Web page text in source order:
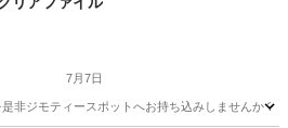
7月7日
モティースポットへお持ち込みしませんか？